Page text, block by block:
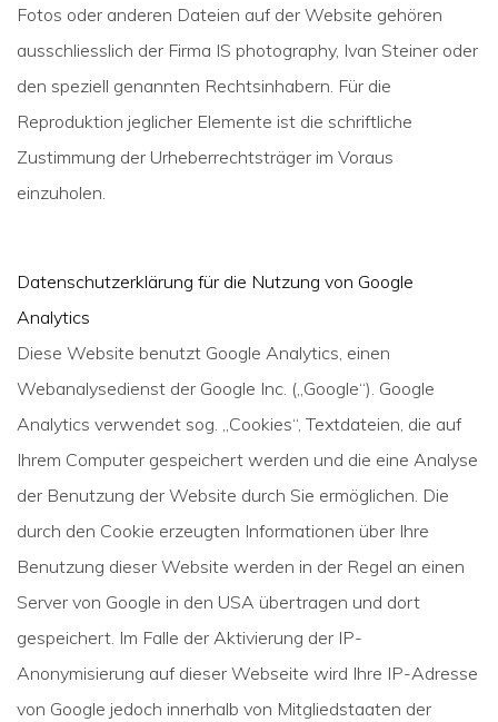
Fotos oder anderen Dateien auf der Website gehören
ausschliesslich der Firma IS photography, Ivan Steiner oder
den speziell genannten Rechtsinhabern. Für die
Reproduktion jeglicher Elemente ist die schriftliche
Zustimmung der Urheberrechtsträger im Voraus
einzuholen.
Datenschutzerklärung für die Nutzung von Google
Analytics
Diese Website benutzt Google Analytics, einen
Webanalysedienst der Google Inc. („Google“). Google
Analytics verwendet sog. „Cookies“, Textdateien, die auf
Ihrem Computer gespeichert werden und die eine Analyse
der Benutzung der Website durch Sie ermöglichen. Die
durch den Cookie erzeugten Informationen über Ihre
Benutzung dieser Website werden in der Regel an einen
Server von Google in den USA übertragen und dort
gespeichert. Im Falle der Aktivierung der IP-
Anonymisierung auf dieser Webseite wird Ihre IP-Adresse
von Google jedoch innerhalb von Mitgliedstaaten der